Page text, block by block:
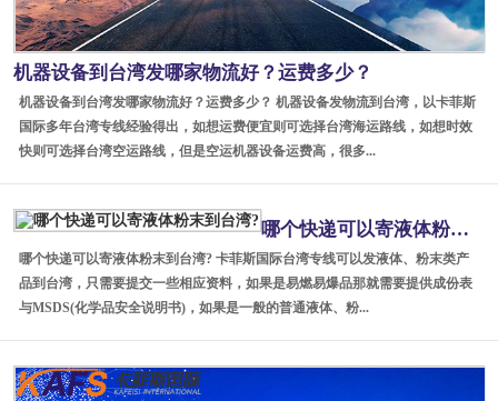
机器设备到台湾发哪家物流好？运费多少？
机器设备到台湾发哪家物流好？运费多少？ 机器设备发物流到台湾，以卡菲斯
国际多年台湾专线经验得出，如想运费便宜则可选择台湾海运路线，如想时效
快则可选择台湾空运路线，但是空运机器设备运费高，很多...
哪个快递可以寄液体粉末到台湾?
哪个快递可以寄液体粉末到台湾? 卡菲斯国际台湾专线可以发液体、粉末类产
品到台湾，只需要提交一些相应资料，如果是易燃易爆品那就需要提供成份表
与MSDS(化学品安全说明书)，如果是一般的普通液体、粉...